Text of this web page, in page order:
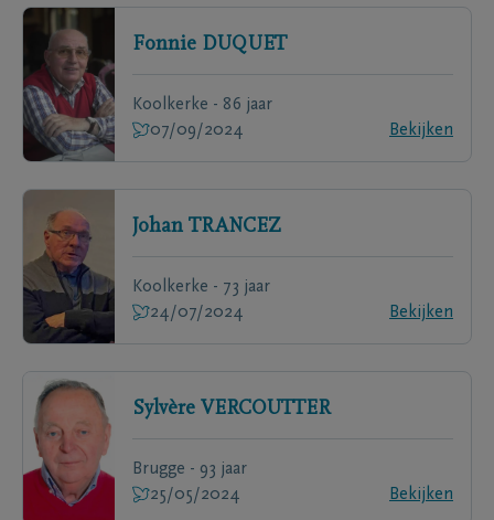
Fonnie DUQUET
Koolkerke - 86 jaar
07/09/2024
Bekijken
Johan TRANCEZ
Koolkerke - 73 jaar
24/07/2024
Bekijken
Sylvère VERCOUTTER
Brugge - 93 jaar
25/05/2024
Bekijken